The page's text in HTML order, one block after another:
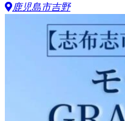
鹿児島市吉野